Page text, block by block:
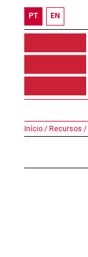
PT EN
Início / Recursos /